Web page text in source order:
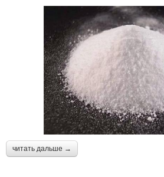
читать дальше →